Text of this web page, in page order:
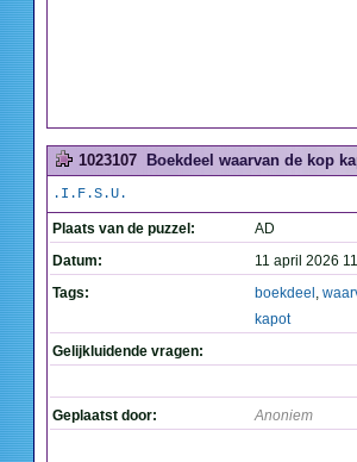
1023107 Boekdeel waarvan de kop
.I.F.S.U.
Plaats van de puzzel:
AD
Datum:
11 april 2026
Tags:
boekdeel ,
kapot
Gelijkluidende vragen:
Geplaatst door: Anoniem